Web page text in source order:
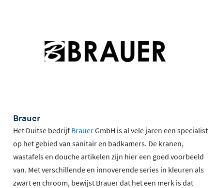
Brauer
Het Duitse bedrijf BrauerGmbH is al vele jaren een specialist
op het gebied van sanitair en badkamers. De kranen,
wastafels en douche artikelen zijn hier een goed voorbeeld
van. Met verschillende en innoverende series in kleuren als
zwart en chroom, bewijst Brauer dat het een merk is dat